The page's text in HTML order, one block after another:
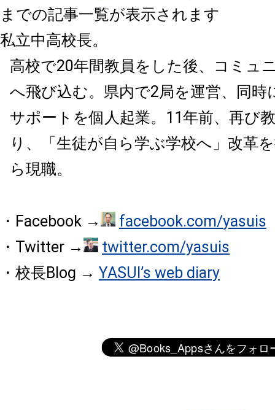
までの記事一覧が表示されます
私立中高校長。
高校で20年間教員をした後、コミュ
へ飛び込む。県内で2局を運営、同時
サポートを個人起業。11年前、再び
り、「生徒が自ら学ぶ学校へ」改革
ら現職。
・Facebook → facebook.com/yasuis
・Twitter →
twitter.com/yasuis
・校長Blog → YASUI’s web diary